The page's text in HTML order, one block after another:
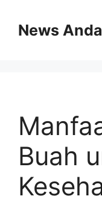
contentNews
Buah